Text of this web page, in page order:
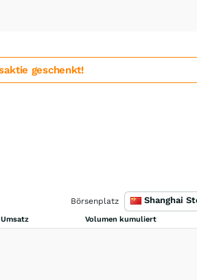
geschenkt!
Börsenplatz
Umsatz Volumen kumuliert